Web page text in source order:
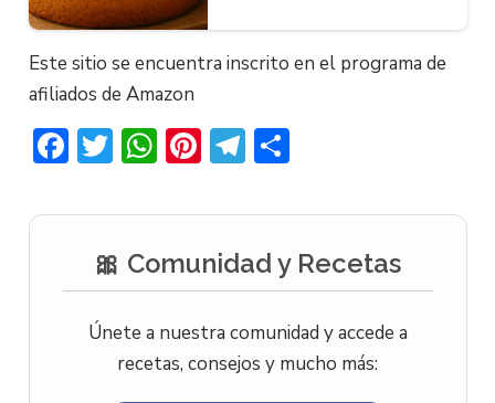
Este sitio se encuentra inscrito en el programa de
afiliados de Amazon
Facebook
Twitter
WhatsApp
Pinterest
Telegram
Compartir
🎀 Comunidad y Recetas
Únete a nuestra comunidad y accede a
recetas, consejos y mucho más: